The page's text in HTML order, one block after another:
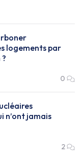
logements par
0
n’ont jamais
2